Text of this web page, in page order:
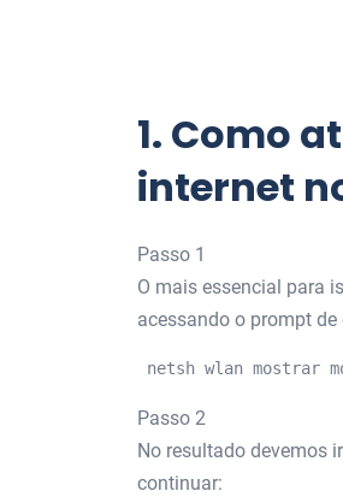
1. Como
internet
Passo 1
O mais essencial para
acessando o prompt
netsh wlan mostrar
Passo 2
No resultado devemos
continuar: